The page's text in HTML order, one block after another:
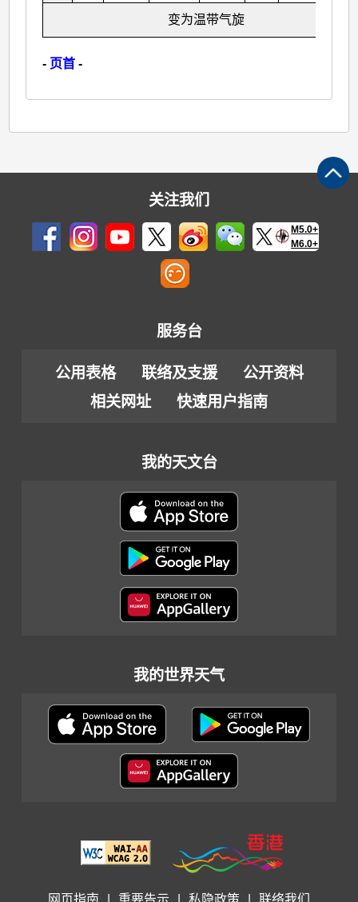
变为温带气旋
- 页首 -
关注我们
M5.0+
M6.0+
服务台
公用表格 联络及支援
公开资料
相关网址
快速用户指南
我的天文台
我的世界天气
网页指南 重要告示 私隐政策 联络我们